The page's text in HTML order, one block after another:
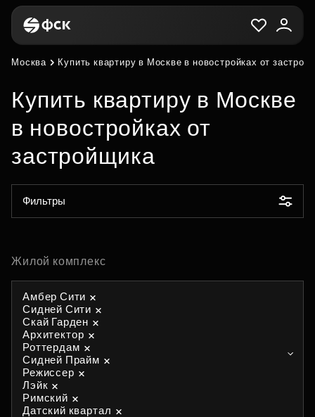
Москва Купить квартиру в Москве в новостройках от
Купить квартиру в Москве
в новостройках от
застройщика
Фильтры
Жилой комплекс
Амбер Сити
Сидней Сити
Скай Гарден
Архитектор
Роттердам
Сидней Прайм
Режиссер
Лэйк
Римский
Датский квартал